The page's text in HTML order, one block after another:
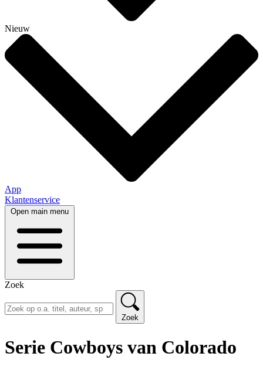
Nieuw
App
Klantenservice
Open main menu
Zoek
Zoek
Serie Cowboys van Colorado